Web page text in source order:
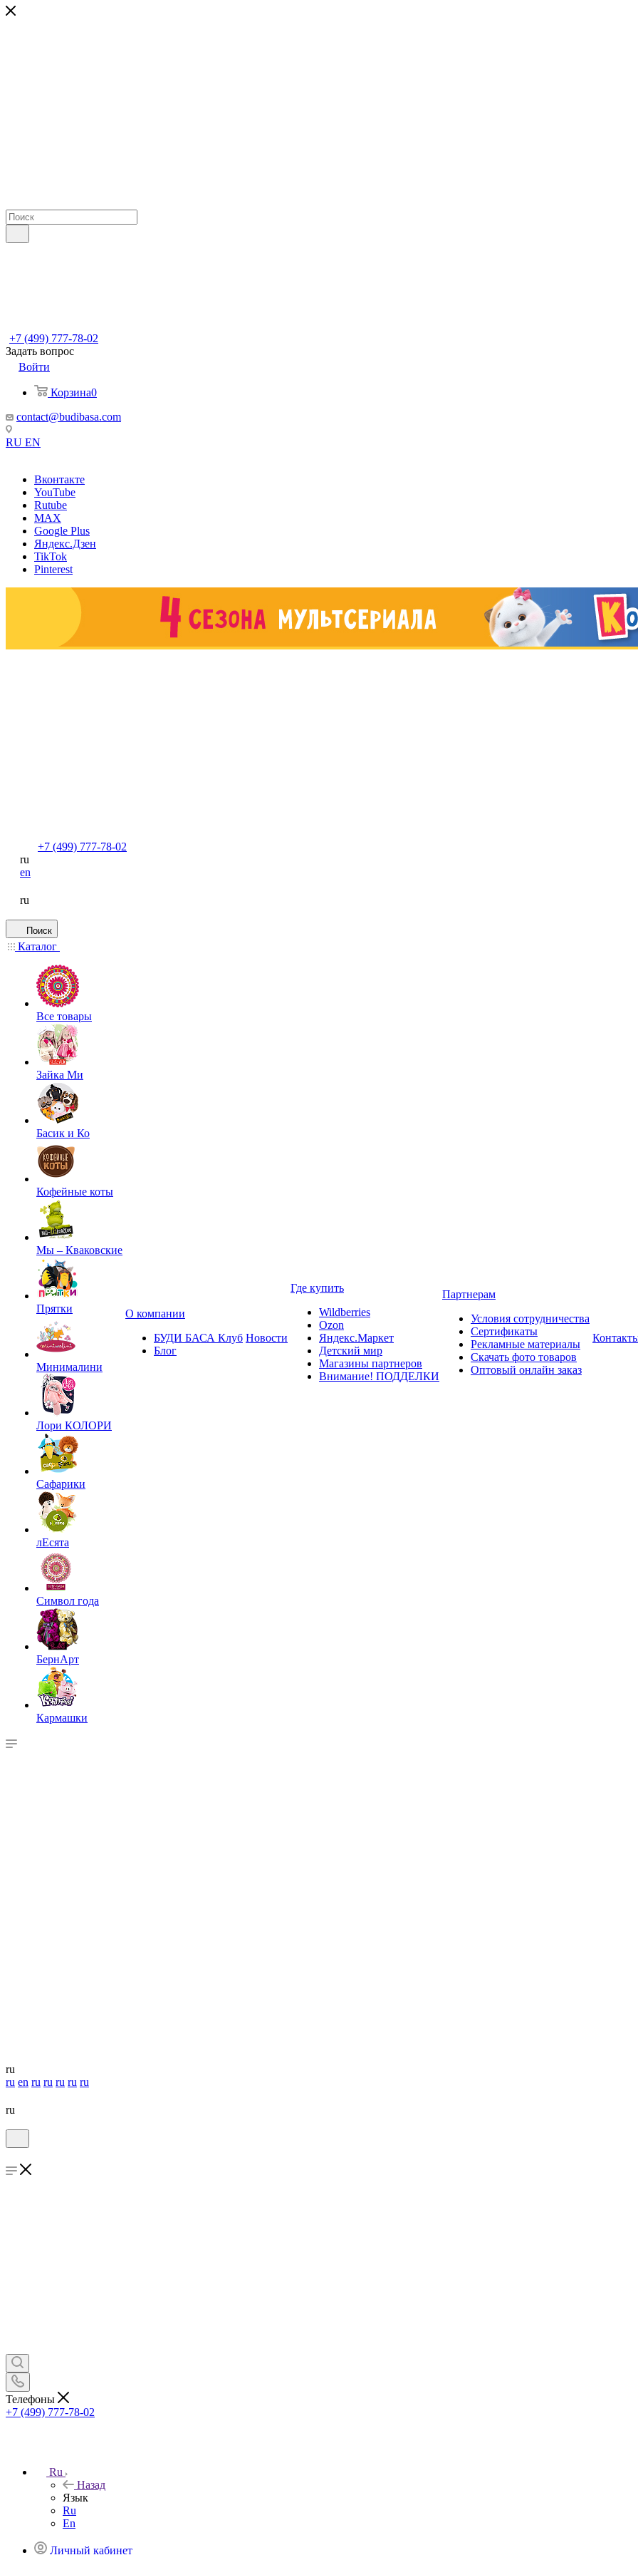
+7 (499) 777-78-02
Задать вопрос
Войти
Корзина0
contact@budibasa.com
RU EN
Вконтакте
YouTube
Rutube
MAX
Google Plus
Яндекс.Дзен
TikTok
Pinterest
+7 (499) 777-78-02
ru
en
ru
Поиск
Каталог
Все товары
Зайка Ми
Басик и Ко
Кофейные коты
Мы – Кваковские
Прятки
Минималини
Лори КОЛОРИ
Сафарики
лЕсята
Символ года
БернАрт
Кармашки
О компании
БУДИ БАСА Клуб
Блог
Новости
Где купить
Wildberries
Ozon
Яндекс.Маркет
Детский мир
Магазины партнеров
Внимание! ПОДДЕЛКИ
Партнерам
Условия сотрудничества
Сертификаты
Рекламные материалы
Скачать фото товаров
Оптовый онлайн заказ
ru
ru en ru ru ru ru ru
ru
Телефоны
+7 (499) 777-78-02
Ru
Назад
Язык
Ru
En
Личный кабинет